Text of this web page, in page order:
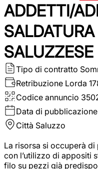
ADDETTI/
SALUZZESE
Tipo di contratto
Retribuzione Lorda
Codice annuncio
Data di pubblicazione
Città Saluzzo
La risorsa si occuperà
con l’utilizzo di appositi
filo su pezzi già